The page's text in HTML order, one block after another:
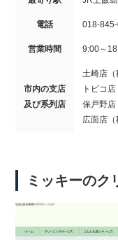
電話 018-
営業時間 9:00～
市内の支店
及び系列店
土崎店
トピコ
保戸野店
広面店
ミッキーのク